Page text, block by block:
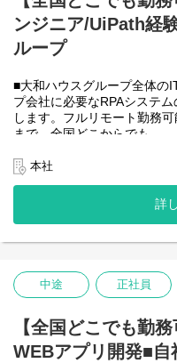
●AIチーム(４名)●
業務内容
・Microsoft Copilot を利用し
・生成AIを用いたAIエージ
・Azureを利用したAIエージ
・AIエージェントの運用支援
入社後は研修の後、チーム
＜クライアントは大和ハウス
出資は大和ハウス本体にな
度が高いため、投資を惜し
潤沢なリソースのもと、最
ンジニア/UiPath経
ループ
■大和ハウスグループ全体の
プ会社に必要なRPAシステ
します。フルリモート勤務
まで、全国どこからでも
社後の勤務地は問いません
時間の勤務で、午前５時～
に働いていただけます。業
整できるので、家事、育児
ると思っておりますのでフ
＜クライアントは大和ハウス
名の
全てに関わるシステムを担っ
出資は大和ハウス本体にな
本社
詳
中途 正社員
【全国どこでも勤
WEBアプリ開発■自